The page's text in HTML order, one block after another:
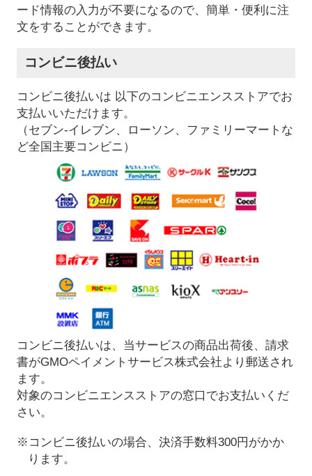
ード情報の入力が不要になるので、簡単・便利に注
文をすることができます。
コンビニ後払い
コンビニ後払いは 以下のコンビニエンスストアでお
支払いいただけます。
（セブン-イレブン、ローソン、ファミリーマートな
ど全国主要コンビニ）
コンビニ後払いは、当サービスの商品出荷後、請求
書がGMOペイメントサービス株式会社より郵送され
ます。
対象のコンビニエンスストアの窓口でお支払いくだ
さい。
※コンビニ後払いの場合、決済手数料300円がかか
ります。